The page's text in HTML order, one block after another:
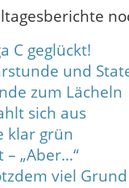
C geglückt!
und
zum Lächeln
sich aus
klar grün
– „Aber…“
viel